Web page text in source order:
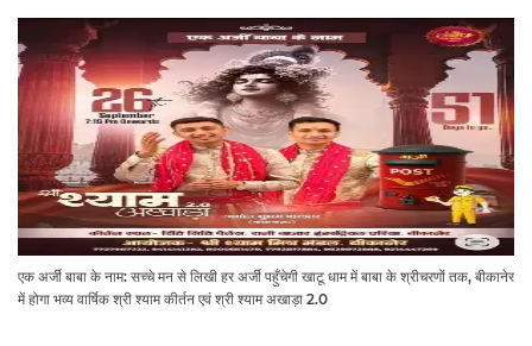
एक अर्जी बाबा के नाम: सच्चे मन से लिखी हर अर्जी पहुँचेगी खाटू धाम में बाबा के श्रीचरणों तक, बीकानेर
में होगा भव्य वार्षिक श्री श्याम कीर्तन एवं श्री श्याम अखाड़ा 2.0